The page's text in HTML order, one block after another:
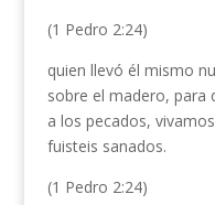
(1 Pedro 2:24)
quien llevó él mismo
sobre el madero,
a los pecados,
fuisteis sanados.
(1 Pedro 2:24)